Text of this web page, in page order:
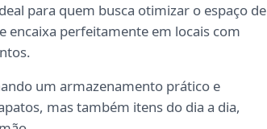
para quem busca otimizar o espaço de
encaixa perfeitamente em locais com
um armazenamento prático e
mas também itens do dia a dia,